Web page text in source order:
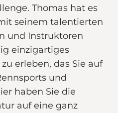
Thomas hat es
seinem talentierten
und Instruktoren
einzigartiges
erleben, das Sie auf
und
haben Sie die
auf eine ganz